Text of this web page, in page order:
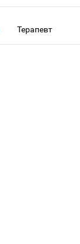
Терапевт